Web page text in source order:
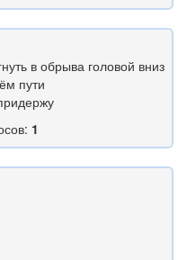
в обрыва головой вниз
пути
1